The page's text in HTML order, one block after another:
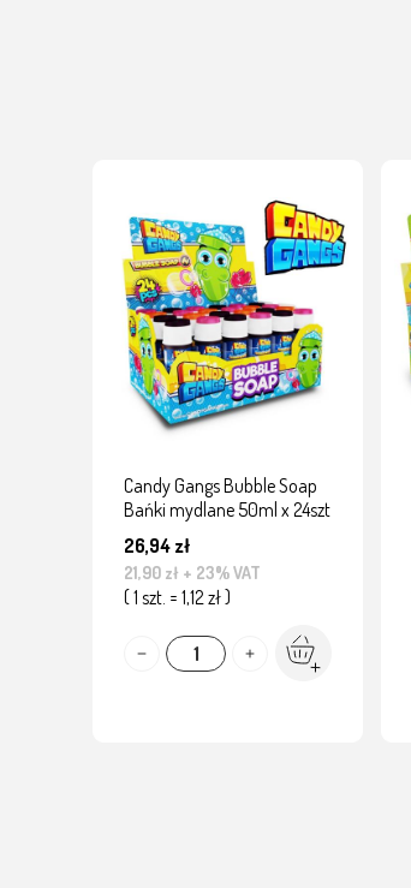
Candy Gangs Bubble Soap
Bańki mydlane 50ml x 24szt
26,94 zł
21,90 zł + 23% VAT
( 1 szt. = 1,12 zł )